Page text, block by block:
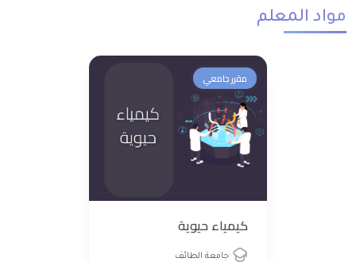
مواد المعلم
مقرر جامعي
كيمياء حيوية
جامعة الطائف